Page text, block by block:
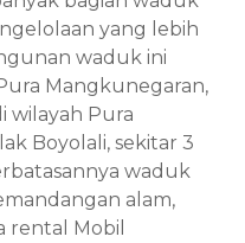
yang lebih
waduk ini
Mangkunegaran,
wilayah Pura
Boyolali, sekitar 3
waduk
alam,
rental Mobil